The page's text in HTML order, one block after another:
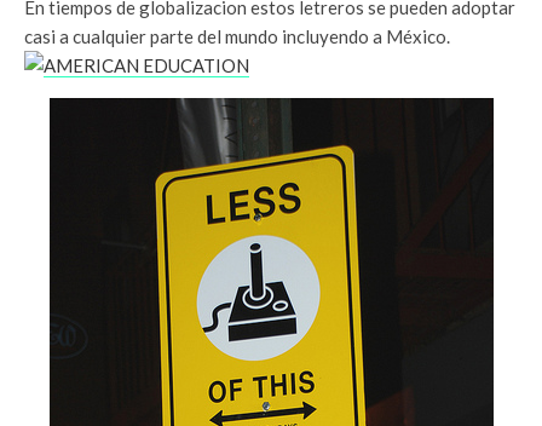
En tiempos de globalizacion estos letreros se pueden adoptar
casi a cualquier parte del mundo incluyendo a México.